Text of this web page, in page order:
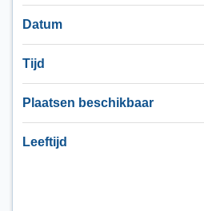
Datum
Tijd
Plaatsen beschikbaar
Leeftijd